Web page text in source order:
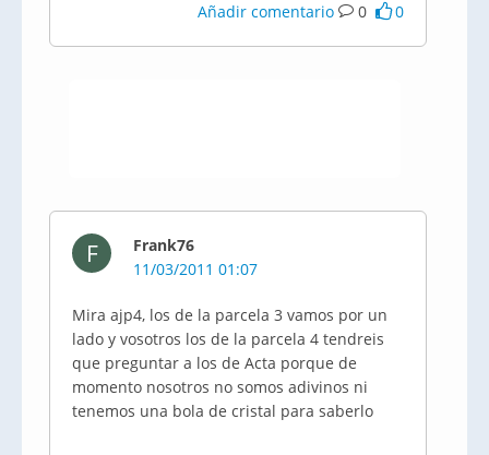
Añadir comentario 0 0
F
Frank76
11/03/2011 01:07
Mira ajp4, los de la parcela 3 vamos por un
lado y vosotros los de la parcela 4 tendreis
que preguntar a los de Acta porque de
momento nosotros no somos adivinos ni
tenemos una bola de cristal para saberlo